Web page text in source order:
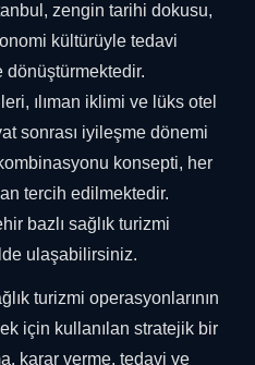
zengin tarihi dokusu,
kültürüyle tedavi
ılıman iklimi ve lüks otel
sonrası iyileşme dönemi
konsepti, her
tercih edilmektedir.
bazlı sağlık turizmi
ulaşabilirsiniz.
turizmi operasyonlarının
için kullanılan stratejik bir
karar verme, tedavi ve